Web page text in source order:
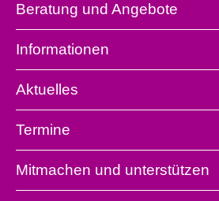
Beratung und Angebote
Informationen
Aktuelles
Termine
Mitmachen und unterstützen